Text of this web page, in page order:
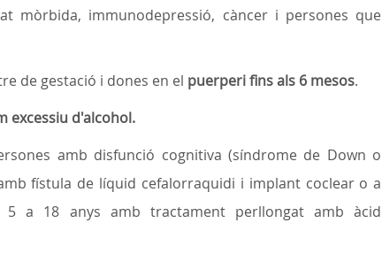
mòrbida, immunodepressió, càncer i persones que
de gestació i dones en el puerperi fins als 6 mesos.
excessiu d'alcohol.
amb disfunció cognitiva (síndrome de Down o
fístula de líquid cefalorraquidi i implant coclear o a
a 18 anys amb tractament perllongat amb àcid